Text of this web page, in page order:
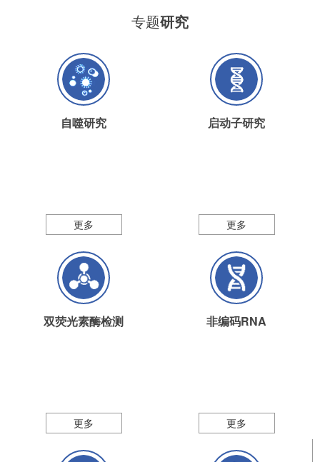
专题研究
自噬研究
更多
启动子研究
更多
双荧光素酶检测
更多
非编码RNA
更多